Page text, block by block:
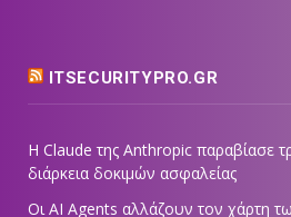
ITSECURITYPRO.GR
Η Claude της Anthropic παραβίασε
διάρκεια δοκιμών ασφαλείας
Οι AI Agents αλλάζουν τον χάρτη